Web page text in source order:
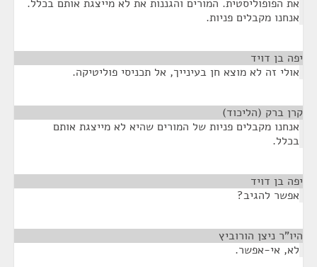
את הפופוליסטית. המורים והגננות את לא מייצגת אותם בכלל.
אנחנו מקבלים פניות.
יפה בן דויד
אולי זה לא מוצא חן בעינייך, אל תכניסי פוליטיקה.
קרן ברק (הליכוד)
אנחנו מקבלים פניות של המורים שהיא לא מייצגת אותם
בכלל.
יפה בן דויד
אפשר להגיב?
היו"ר ניצן הורוביץ
לא, אי-אפשר.